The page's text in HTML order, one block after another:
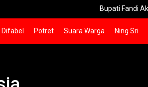
Bupati Fandi Akhmad
Difabel Potret Suara Warga Ning Sri